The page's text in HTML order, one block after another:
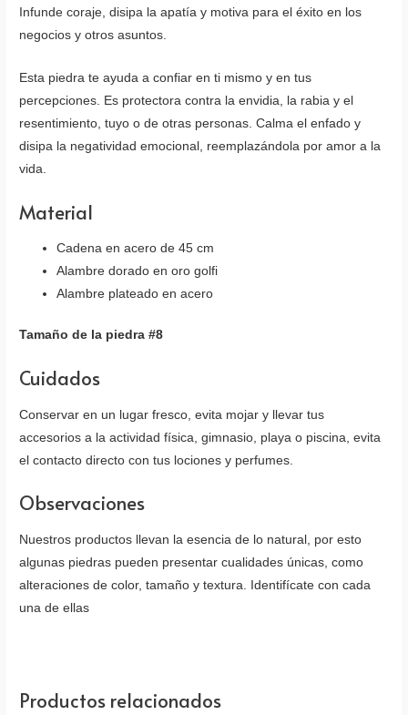
Infunde coraje, disipa la apatía y motiva para el éxito en los
negocios y otros asuntos.
Esta piedra te ayuda a confiar en ti mismo y en tus
percepciones. Es protectora contra la envidia, la rabia y el
resentimiento, tuyo o de otras personas. Calma el enfado y
disipa la negatividad emocional, reemplazándola por amor a la
vida.
Material
Cadena en acero de 45 cm
Alambre dorado en oro golfi
Alambre plateado en acero
Tamaño de la piedra #8
Cuidados
Conservar en un lugar fresco, evita mojar y llevar tus
accesorios a la actividad física, gimnasio, playa o piscina, evita
el contacto directo con tus lociones y perfumes.
Observaciones
Nuestros productos llevan la esencia de lo natural, por esto
algunas piedras pueden presentar cualidades únicas, como
alteraciones de color, tamaño y textura. Identifícate con cada
una de ellas
Productos relacionados